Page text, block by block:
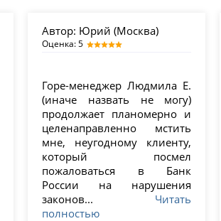
Автор: Юрий (Москва)
Оценка: 5
Горе-менеджер Людмила Е.
(иначе назвать не могу)
продолжает планомерно и
целенаправленно мстить
мне, неугодному клиенту,
который посмел
пожаловаться в Банк
России на нарушения
законов... Читать
полностью